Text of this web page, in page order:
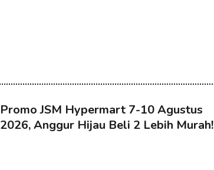
Promo JSM Hypermart 7-10 Agustus
2026, Anggur Hijau Beli 2 Lebih Murah!